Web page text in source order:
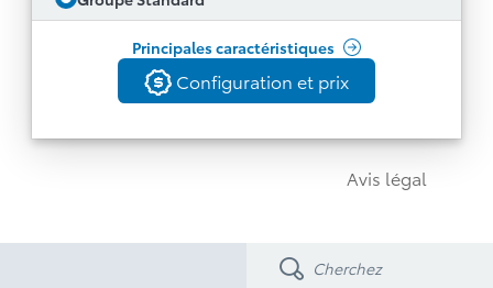
Configuration et prix
Principales caractéristiques
Écran de démarrage GR SPORT
Palettes de changement de vitesses
Toyota Safety Sense
MC
4.0
Services connectés comprenant Safety
la disponibilité d’un réseau 5G)
Connect (essai de 3 ans) et capacités de Drive
Connect (abonnement payant requis)
Voir toutes les caractéristiques
Configuration et prix
Avis légal